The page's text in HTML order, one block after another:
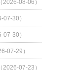
（2026-08-06）
07-30）
07-30）
07-29）
（2026-07-23）